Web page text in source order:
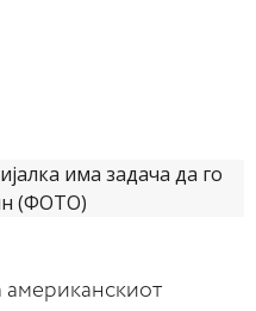
американскиот